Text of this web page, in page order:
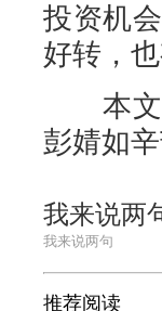
投资机
好转，
本文
彭婧如辛
我来说两
推荐阅读